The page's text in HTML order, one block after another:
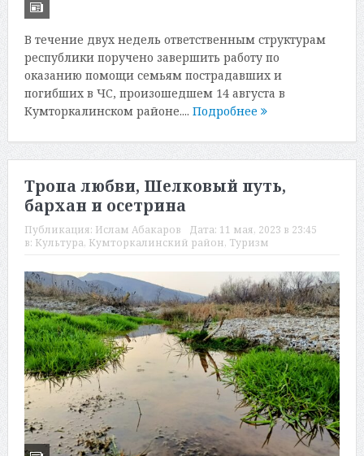
В течение двух недель ответственным структурам
республики поручено завершить работу по
оказанию помощи семьям пострадавших и
погибших в ЧС, произошедшем 14 августа в
Кумторкалинском районе.... Подробнее
Тропа любви, Шелковый путь,
бархан и осетрина
Публикация: Ислам Абакаров Дата: 11 мая, 2023 в 23:45
в: Культура, Кумторкалинский район, Туризм